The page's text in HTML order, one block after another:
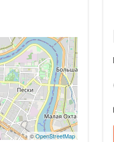
©OpenStreetMap